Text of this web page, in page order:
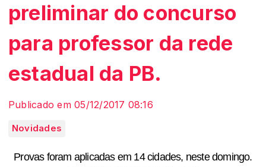
preliminar do concurso
para professor da rede
estadual da PB.
Publicado em 05/12/2017 08:16
Novidades
Provas foram aplicadas em 14 cidades, neste domingo.